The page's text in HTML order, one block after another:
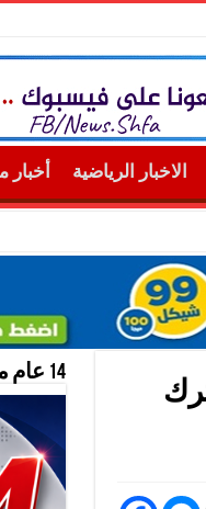
الاخبار الرياضية أخبار
14 عام منحازون للحقيقة …